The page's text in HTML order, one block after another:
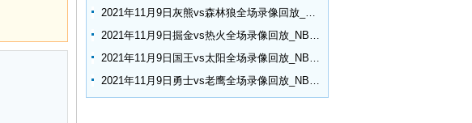
2021年11月9日灰熊vs森林狼全场录像回放_NBA常规赛
2021年11月9日掘金vs热火全场录像回放_NBA常规赛
2021年11月9日国王vs太阳全场录像回放_NBA常规赛
2021年11月9日勇士vs老鹰全场录像回放_NBA常规赛